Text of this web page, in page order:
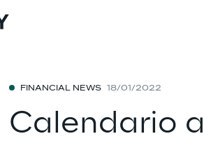
FINANCIAL NEWS 18/01/2022
Calendario